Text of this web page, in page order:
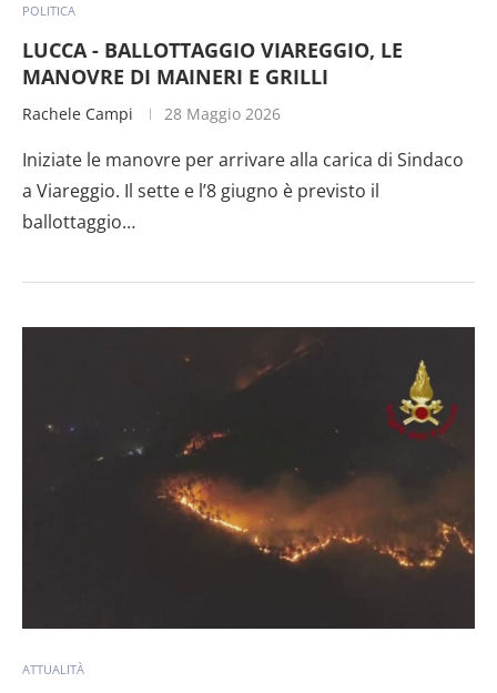
POLITICA
LUCCA - BALLOTTAGGIO VIAREGGIO, LE
MANOVRE DI MAINERI E GRILLI
Rachele Campi 28 Maggio 2026
Iniziate le manovre per arrivare alla carica di Sindaco
a Viareggio. Il sette e l’8 giugno è previsto il
ballottaggio…
ATTUALITÀ